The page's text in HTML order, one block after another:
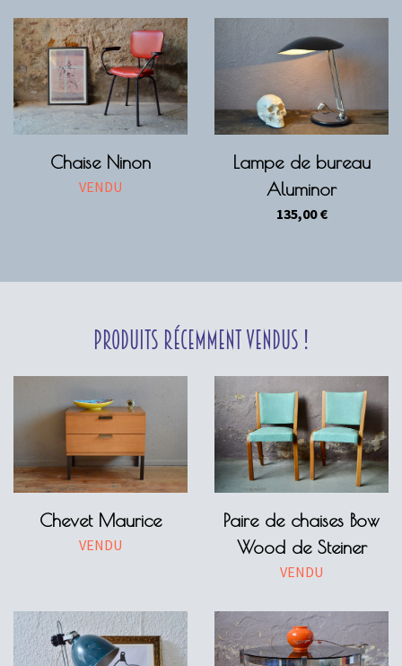
Chaise Ninon
VENDU
Lampe de bureau
Aluminor
135,00€
Produits récemment vendus !
Chevet Maurice
VENDU
Paire de chaises Bow
Wood de Steiner
VENDU